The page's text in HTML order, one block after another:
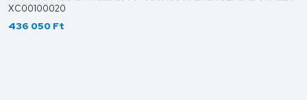
XC00100020
436 050 Ft